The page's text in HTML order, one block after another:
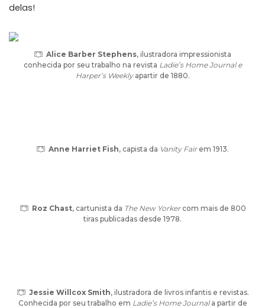
delas!
Alice Barber Stephens, ilustradora impressionista
conhecida por seu trabalho na revista Ladie’s Home Journal e
Harper’s Weeklyapartir de 1880.
Anne Harriet Fish, capista da Vanity Fairem 1913.
Roz Chast, cartunista da The New Yorkercom mais de 800
tiras publicadas desde 1978.
Jessie Willcox Smith, ilustradora de livros infantis e revistas.
Conhecida por seu trabalho em Ladie’s Home Journala partir de